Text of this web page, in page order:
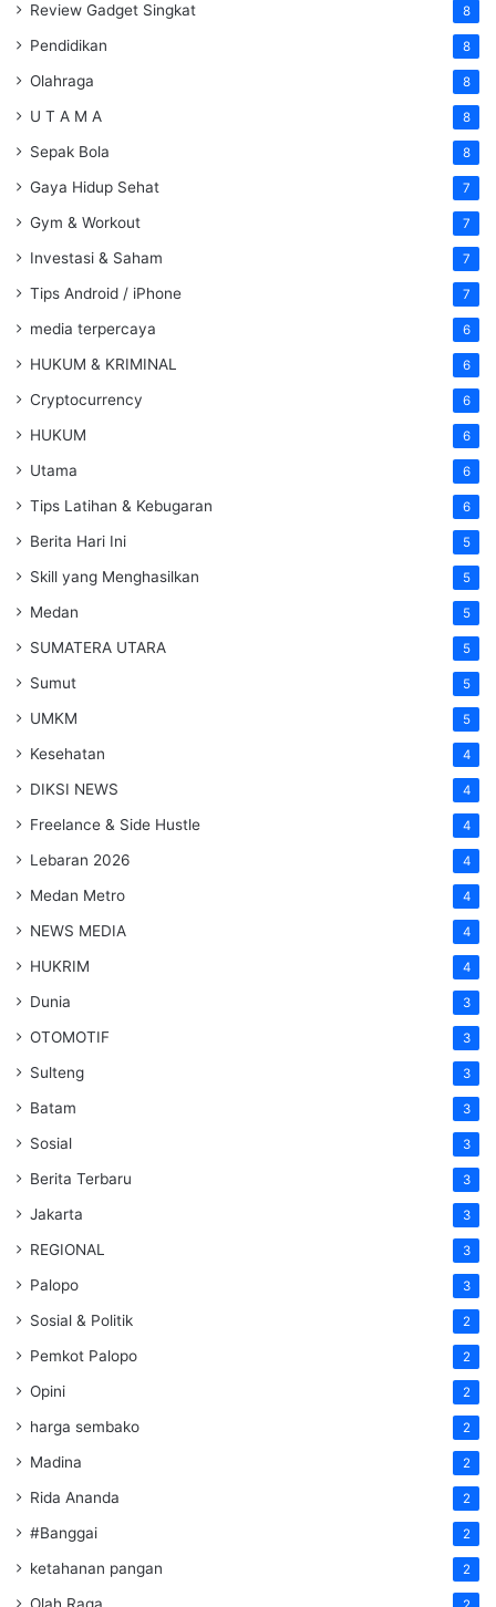
Review Gadget Singkat 8
Pendidikan 8
Olahraga 8
U T A M A 8
Sepak Bola 8
Gaya Hidup Sehat 7
Gym & Workout 7
Investasi & Saham 7
Tips Android / iPhone 7
media terpercaya 6
HUKUM & KRIMINAL 6
Cryptocurrency 6
HUKUM 6
Utama 6
Tips Latihan & Kebugaran 6
Berita Hari Ini 5
Skill yang Menghasilkan 5
Medan 5
SUMATERA UTARA 5
Sumut 5
UMKM 5
Kesehatan 4
DIKSI NEWS 4
Freelance & Side Hustle 4
Lebaran 2026 4
Medan Metro 4
NEWS MEDIA 4
HUKRIM 4
Dunia 3
OTOMOTIF 3
Sulteng 3
Batam 3
Sosial 3
Berita Terbaru 3
Jakarta 3
REGIONAL 3
Palopo 3
Sosial & Politik 2
Pemkot Palopo 2
Opini 2
harga sembako 2
Madina 2
Rida Ananda 2
#Banggai 2
ketahanan pangan 2